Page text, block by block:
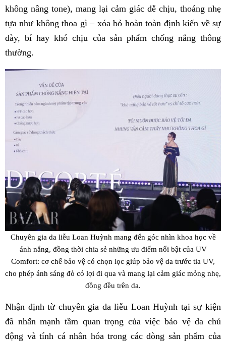
không nâng tone), mang lại cảm giác dễ chịu, thoáng nhẹ
tựa như không thoa gì – xóa bỏ hoàn toàn định kiến về sự
dày, bí hay khó chịu của sản phẩm chống nắng thông
thường.
Chuyên gia da liễu Loan Huỳnh mang đến góc nhìn khoa học về
ánh nắng, đồng thời chia sẻ những ưu điểm nổi bật của UV
Comfort: cơ chế bảo vệ có chọn lọc giúp bảo vệ da trước tia UV,
cho phép ánh sáng đỏ có lợi đi qua và mang lại cảm giác mỏng nhẹ,
đồng đều trên da.
Nhận định từ chuyên gia da liễu Loan Huỳnh tại sự kiện
đã nhấn mạnh tầm quan trọng của việc bảo vệ da chủ
động và tính cá nhân hóa trong các dòng sản phẩm của